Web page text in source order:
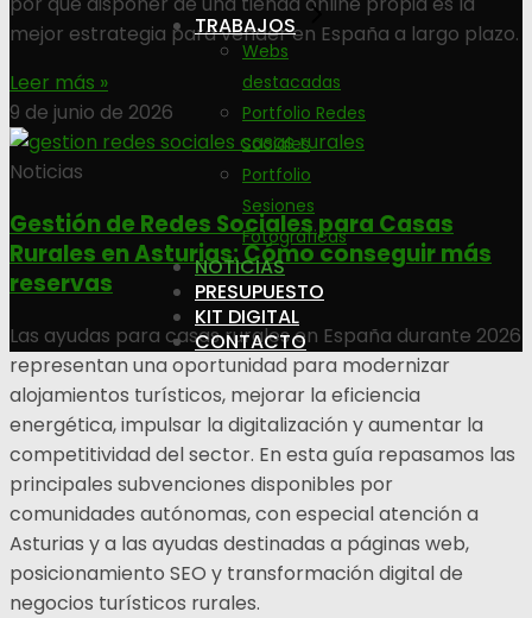
TRABAJOS
Webs
destacadas
Portfolio Redes
Sociales
Portfolio
Sesiones
Fotográficas
NOTICIAS
PRESUPUESTO
KIT DIGITAL
CONTACTO
mejor estrategia para vender en España a largo plazo.
Leer más »
9 de junio de 2026
Noticias
Gestión de Redes Sociales para Casas
Rurales en Asturias: Cómo conseguir más
reservas
Las ayudas para casas rurales en España durante 2026
representan una oportunidad para modernizar
alojamientos turísticos, mejorar la eficiencia
energética, impulsar la digitalización y aumentar la
competitividad del sector. En esta guía repasamos las
principales subvenciones disponibles por
comunidades autónomas, con especial atención a
Asturias y a las ayudas destinadas a páginas web,
posicionamiento SEO y transformación digital de
negocios turísticos rurales.